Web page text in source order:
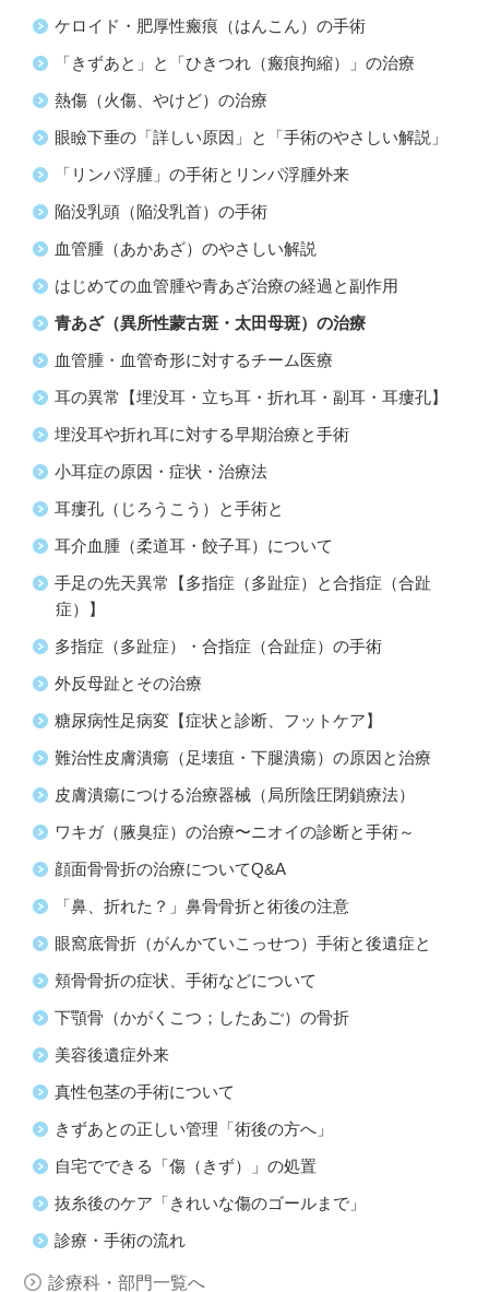
ケロイド・肥厚性瘢痕（はんこん）の手術
「きずあと」と「ひきつれ（瘢痕拘縮）」の治療
熱傷（火傷、やけど）の治療
眼瞼下垂の「詳しい原因」と「手術のやさしい解説」
「リンパ浮腫」の手術とリンパ浮腫外来
陥没乳頭（陥没乳首）の手術
血管腫（あかあざ）のやさしい解説
はじめての血管腫や青あざ治療の経過と副作用
青あざ（異所性蒙古斑・太田母斑）の治療
血管腫・血管奇形に対するチーム医療
耳の異常【埋没耳・立ち耳・折れ耳・副耳・耳瘻孔】
埋没耳や折れ耳に対する早期治療と手術
小耳症の原因・症状・治療法
耳瘻孔（じろうこう）と手術と
耳介血腫（柔道耳・餃子耳）について
手足の先天異常【多指症（多趾症）と合指症（合趾
症）】
多指症（多趾症）・合指症（合趾症）の手術
外反母趾とその治療
糖尿病性足病変【症状と診断、フットケア】
難治性皮膚潰瘍（足壊疽・下腿潰瘍）の原因と治療
皮膚潰瘍につける治療器械（局所陰圧閉鎖療法）
ワキガ（腋臭症）の治療〜ニオイの診断と手術～
顔面骨骨折の治療についてQ&A
「鼻、折れた？」鼻骨骨折と術後の注意
眼窩底骨折（がんかていこっせつ）手術と後遺症と
頬骨骨折の症状、手術などについて
下顎骨（かがくこつ；したあご）の骨折
美容後遺症外来
真性包茎の手術について
きずあとの正しい管理「術後の方へ」
自宅でできる「傷（きず）」の処置
抜糸後のケア「きれいな傷のゴールまで」
診療・手術の流れ
診療科・部門一覧へ